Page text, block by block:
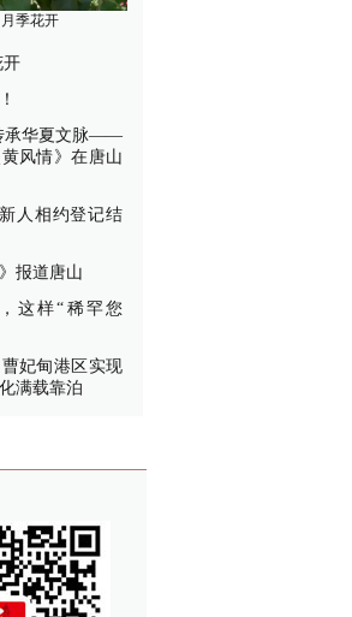
季花开
开
承华夏文脉——
风情》在唐山
人相约登记结
报道唐山
这样“稀罕您
妃甸港区实现
满载靠泊